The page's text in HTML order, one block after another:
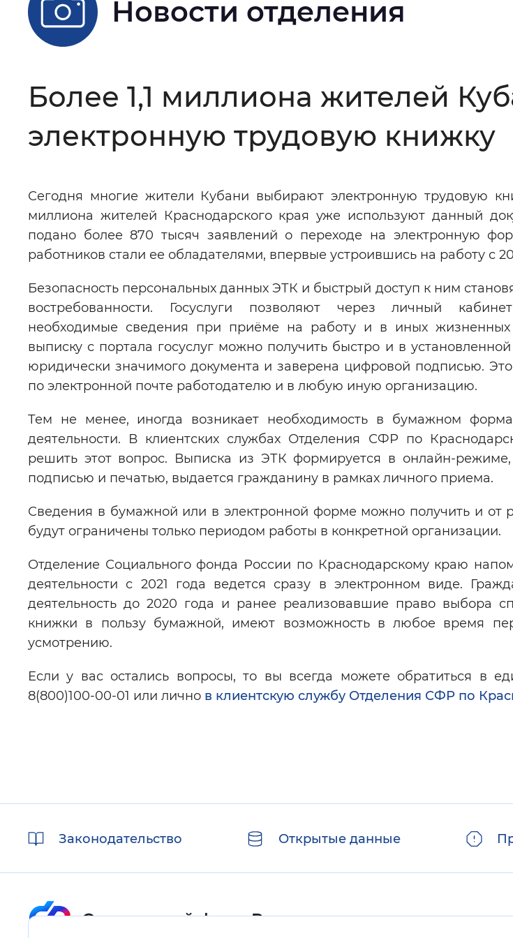
Цвет сайта: Монохромный Инверсивный
Звуковой ассистент: Воспроизвести Остановить
Вернуть стандартные настройки
Новости отделения
Более 1,1 миллиона жителей
электронную трудовую книжку
Сегодня многие жители Кубани выбирают электронную трудовую
миллиона жителей Краснодарского края уже используют данный
подано более 870 тысяч заявлений о переходе на электронную
работников стали ее обладателями, впервые устроившись на работу с
Безопасность персональных данных ЭТК и быстрый доступ к ним
востребованности. Госуслуги позволяют через личный
необходимые сведения при приёме на работу и в иных жизненных
выписку с портала госуслуг можно получить быстро и в
юридически значимого документа и заверена цифровой подписью. Это
по электронной почте работодателю и в любую иную организацию.
Тем не менее, иногда возникает необходимость в бумажном
деятельности. В клиентских службах Отделения СФР по
решить этот вопрос. Выписка из ЭТК формируется в онлайн-
подписью и печатью, выдается гражданину в рамках личного приема.
Сведения в бумажной или в электронной форме можно получить и от
будут ограничены только периодом работы в конкретной организации.
Отделение Социального фонда России по Краснодарскому краю
деятельности с 2021 года ведется сразу в электронном виде.
деятельность до 2020 года и ранее реализовавшие право выбора
книжки в пользу бумажной, имеют возможность в любое время
усмотрению.
Если у вас остались вопросы, то вы всегда можете обратиться в
8(800)100-00-01 или лично в клиентскую службу Отделения СФР по
ссылкиЗаконодательство Открытые данные